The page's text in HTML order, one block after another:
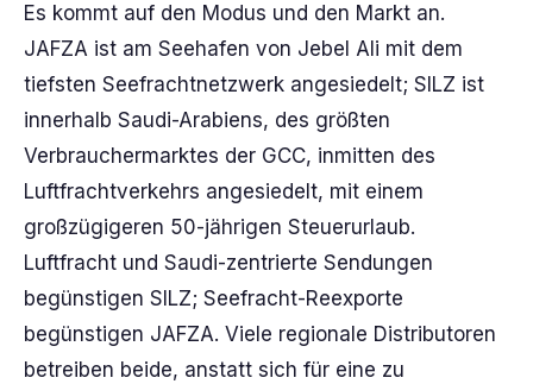
Es kommt auf den Modus und den Markt an.
JAFZA ist am Seehafen von Jebel Ali mit dem
tiefsten Seefrachtnetzwerk angesiedelt; SILZ ist
innerhalb Saudi-Arabiens, des größten
Verbrauchermarktes der GCC, inmitten des
Luftfrachtverkehrs angesiedelt, mit einem
großzügigeren 50-jährigen Steuerurlaub.
Luftfracht und Saudi-zentrierte Sendungen
begünstigen SILZ; Seefracht-Reexporte
begünstigen JAFZA. Viele regionale Distributoren
betreiben beide, anstatt sich für eine zu